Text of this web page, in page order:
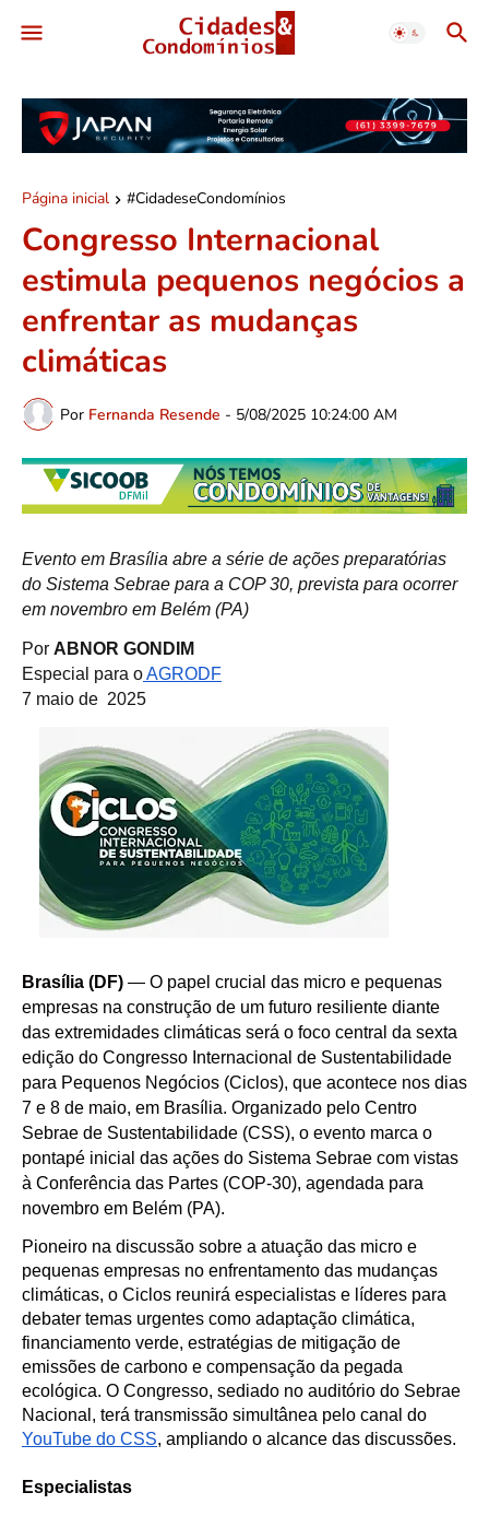
Página inicial #CidadeseCondomínios
Congresso Internacional
estimula pequenos negócios a
enfrentar as mudanças
climáticas
Por Fernanda Resende - 5/08/2025 10:24:00 AM
Evento em Brasília abre a série de ações preparatórias
do Sistema Sebrae para a COP 30, prevista para ocorrer
em novembro em Belém (PA)
Por ABNOR GONDIM
Especial para oAGRODF
7 maio de 2025
Brasília (DF) — O papel crucial das micro e pequenas
empresas na construção de um futuro resiliente diante
das extremidades climáticas será o foco central da sexta
edição do Congresso Internacional de Sustentabilidade
para Pequenos Negócios (Ciclos), que acontece nos dias
7 e 8 de maio, em Brasília. Organizado pelo Centro
Sebrae de Sustentabilidade (CSS), o evento marca o
pontapé inicial das ações do Sistema Sebrae com vistas
à Conferência das Partes (COP-30), agendada para
novembro em Belém (PA).
Pioneiro na discussão sobre a atuação das micro e
pequenas empresas no enfrentamento das mudanças
climáticas, o Ciclos reunirá especialistas e líderes para
debater temas urgentes como adaptação climática,
financiamento verde, estratégias de mitigação de
emissões de carbono e compensação da pegada
ecológica. O Congresso, sediado no auditório do Sebrae
Nacional, terá transmissão simultânea pelo canal do
YouTube do CSS, ampliando o alcance das discussões.
Especialistas